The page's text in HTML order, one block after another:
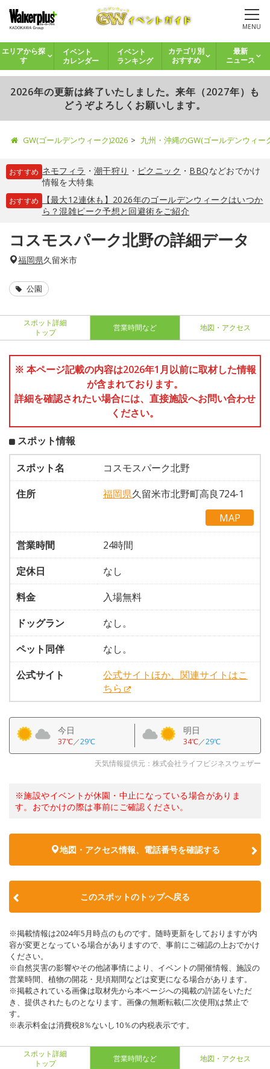
MENU
エリアから探
す
イベント
カレンダー
イベント
ランキング
カテゴリ別
おすすめ
最新
ニュース
2026年の更新は終了いたしました。来年（2027年）も
どうぞよろしくお願いします。
GW(ゴールデンウィーク)2026 九州・沖縄のGW(ゴールデンウィ
おすすめ ネモフィラ ・ 潮干狩り ・ ピクニック ・ BBQなどおでかけ
情報を大特集
おすすめ
【最大12連休も】2026年のゴールデンウィークはいつか
ら？混雑ピーク予想と回避術をご紹介
コスモスパーク北野の詳細データ
福岡県久留米市
公園
スポット詳細
トップ
営業時間など 地図・アクセス
※ 本ページ記載の内容は2026年1月以前に取材した情報
が含まれております。
詳細を確認されたい場合には、直接施設へお問い合わせ
ください。
スポット情報
スポット名
コスモスパーク北野
住所
福岡県久留米市北野町高良724-1
MAP
営業時間
24時間
定休日
なし
料金
入場無料
ドッグラン
なし。
ペット同伴
なし。
公式サイト
公式サイトほか、関連サイトはこ
ちら
今日
37℃／29℃
明日
34℃／29℃
天気情報提供元：株式会社ライフビジネスウェザー
※施設やイベントが休園・中止になっている場合がありま
す。おでかけの際は事前にご確認ください。
地図・アクセス情報、電話番号を確認する
このスポットのトップへ戻る
※掲載情報は2024年5月時点のものです。随時更新をしておりますが内
容が変更となっている場合がありますので、事前にご確認の上おでかけ
ください。
※自然災害の影響やその他諸事情により、イベントの開催情報、施設の
営業時間、植物の開花・見頃期間などは変更になる場合があります。
※掲載されている画像は取材先から本ページへの掲載の許諾をいただ
き、提供されたものとなります。画像の無断転載(二次使用)は禁止で
す。
※表示料金は消費税8％ないし10％の内税表示です。
スポット詳細
トップ
営業時間など 地図・アクセス